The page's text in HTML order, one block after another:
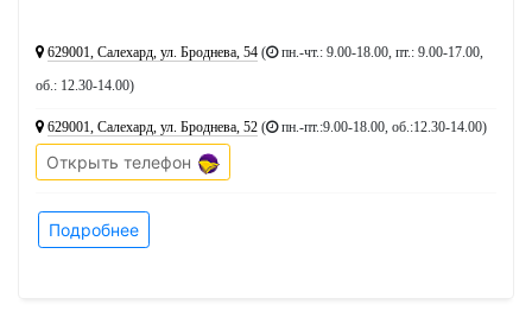
629001, Салехард, ул. Броднева, 54 (
пн.-чт.: 9.00-18.00, пт.: 9.00-17.00,
об.: 12.30-14.00)
629001, Салехард, ул. Броднева, 52 ( пн.-пт.:9.00-18.00, об.:12.30-14.00)
Открыть телефон
Подробнее